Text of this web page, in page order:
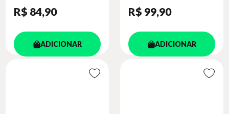
R$ 84,90
ADICIONAR
R$ 99,90
ADICIONAR